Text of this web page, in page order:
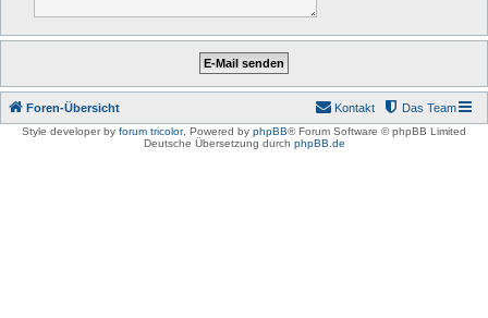
Foren-Übersicht Das Team
Kontakt
Style developer by forum tricolor, Powered by phpBB® Forum Software © phpBB Limited
Deutsche Übersetzung durch phpBB.de